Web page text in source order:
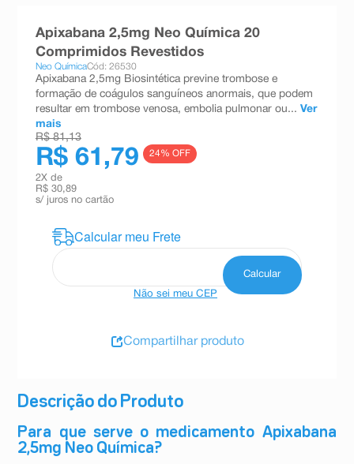
Descrição do Produto
Para que serve o medicamento Apixabana
2,5mg Neo Química?
Apixabana 2,5mg Neo Química 20
Comprimidos Revestidos
Neo QuímicaCód: 26530
Apixabana 2,5mg Biosintética previne trombose e
formação de coágulos sanguíneos anormais, que podem
resultar em trombose venosa, embolia pulmonar ou... Ver
mais
R$ 81,13
R$ 61,79 24% OFF
2X de
R$ 30,89
s/ juros no cartão
Não sei meu CEP
Compartilhar produto
esmalte
10ºabsorvente